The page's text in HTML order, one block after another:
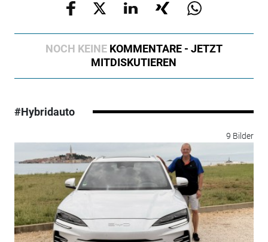
NOCH KEINE KOMMENTARE - JETZT
MITDISKUTIEREN
#Hybridauto
9 Bilder